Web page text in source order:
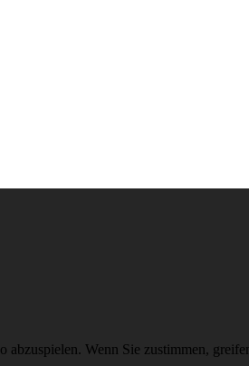
abzuspielen. Wenn Sie zustimmen,